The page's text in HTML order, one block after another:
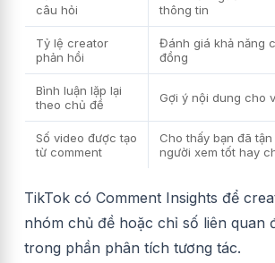
câu hỏi
thông tin
Tỷ lệ creator
phản hồi
Đánh giá khả năng
đồng
Bình luận lặp lại
theo chủ đề
Gợi ý nội dung cho
Số video được tạo
từ comment
Cho thấy bạn đã
người xem tốt hay
TikTok có Comment Insights để
nhóm chủ đề hoặc chỉ số liên quan
trong phần phân tích tương tác.